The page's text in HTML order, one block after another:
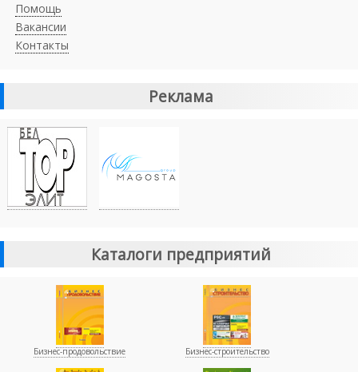
Помощь
Вакансии
Контакты
Реклама
Каталоги предприятий
Бизнес-продовольствие Бизнес-строительство